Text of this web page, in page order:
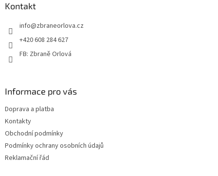
Kontakt
info@zbraneorlova.cz
+420 608 284 627
FB: Zbraně Orlová
Informace pro vás
Doprava a platba
Kontakty
Obchodní podmínky
Podmínky ochrany osobních údajů
Reklamační řád